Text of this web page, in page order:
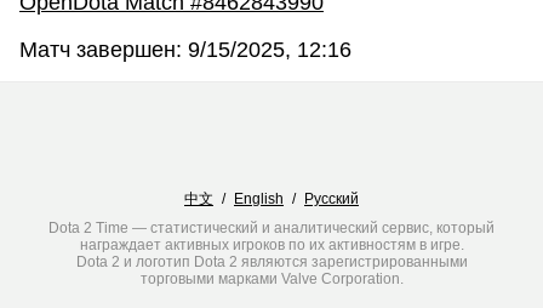
Матч завершен: 9/15/2025, 12:16
中文 / English / Русский
Dota 2 Time — статистический и аналитический сервис, который
награждает активных игроков по их активностям в игре.
Dota 2 и логотип Dota 2 являются зарегистрированными
торговыми марками Valve Corporation.